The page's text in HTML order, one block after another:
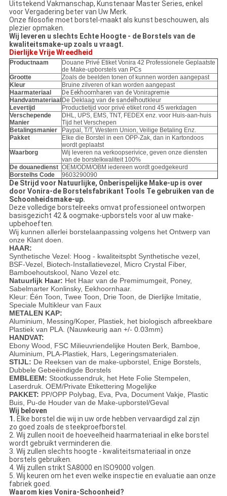
Uitstekend Vakmanschap, Kunstenaar Master Series, enkel
voor Vergadering beter van Uw Merk.
Onze filosofie moet borstel-maakt als kunst beschouwen, als
plezier opmaken.
Wij leveren u slechts Echte Hoogte - de Borstels van de
kwaliteitsmake-up zoals u vraagt.
Dierlijke Vrije Wreedheid
Productnaam
Douane Privé Etiket Vonira 42 Professionele Geplaatste
de Make-upborstels van PCs
Grootte
Zoals de beelden tonen of kunnen worden aangepast
Kleur
Bruine zilveren of kan worden aangepast
Haarmateriaal
De Eekhoornharen van de Vonirapremie
Handvatmateriaal De Deklaag van de sandelhoutkleur
Levertijd
Productietijd voor privé etiket rond 45 werkdagen
Verschepende
Manier
DHL, UPS, EMS, TNT, FEDEX enz. voor Huis-aan-huis
Tijd het Verschepen
Betalingsmanier
Paypal, T/T, Western Union, Veilige Betaling Enz.
Pakket
Elke die Borstel in een OPP-Zak, dan in Kartondoos
wordt geplaatst
Waarborg
Wij leveren na verkoopserivice, geven onze diensten
van de borstelkwaliteit 100%
De douanedienst OEM/ODM/OBM iedereen wordt goedgekeurd
Borstelhs Code
9603290090
De Strijd voor Natuurlijke, Onberispelijke Make-up is over
door Vonira-de Borstelsfabrikant Tools Te gebruiken van de
Schoonheidsmake-up.
Deze volledige borstelreeks omvat professioneel ontworpen
basisgezicht 42 & oogmake-upborstels voor al uw make-
upbehoeften.
Wij kunnen allerlei borstelaanpassing volgens het Ontwerp van
onze Klant doen.
HAAR:
Synthetische Vezel: Hoog - kwaliteitspbt Synthetische vezel,
BSF-Vezel, Biotech-Installatievezel, Micro Crystal Fiber,
Bamboehoutskool, Nano Vezel etc.
Natuurlijk Haar: Het Haar van de Premimumgeit, Poney,
Sabelmarter Konlinsky, Eekhoornhaar.
Kleur: Één Toon, Twee Toon, Drie Toon, de Dierlijke Imitatie,
Speciale Multikleur van Faux
METALEN KAP:
Aluminium, Messing/Koper, Plastiek, het biologisch afbreekbare
Plastiek van PLA. (Nauwkeurig aan +/- 0.03mm)
HANDVAT:
Ebony Wood, FSC Milieuvriendelijke Houten Berk, Bamboe,
Aluminium, PLA-Plastiek, Hars, Legeringsmaterialen.
STIJL: De Reeksen van de make-upborstel, Enige Borstels,
Dubbele Gebeëindigde Borstels
EMBLEEM: Stootkussendruk, het Hete Folie Stempelen,
Laserdruk. OEM/Private Etikettering Mogelijke
PAKKET: PP/OPP Polybag, Eva, Pva, Document Vakje, Plastic
Buis, Pu-de Houder van de Make-upborstel/Geval
Wij beloven
1. Elke borstel die wij in uw orde hebben vervaardigd zal zijn
zo goed zoals de steekproefborstel.
2. Wij zullen nooit de hoeveelheid haarmateriaal in elke borstel
wordt gebruikt verminderen die.
3. Wij zullen slechts hoogte - kwaliteitsmateriaal in onze
borstels gebruiken.
4. Wij zullen strikt SA8000 en ISO9000 volgen.
5. Wij keuren om het even welke inspectie en evaluatie aan onze
fabriek goed.
Waarom kies Vonira-Schoonheid?